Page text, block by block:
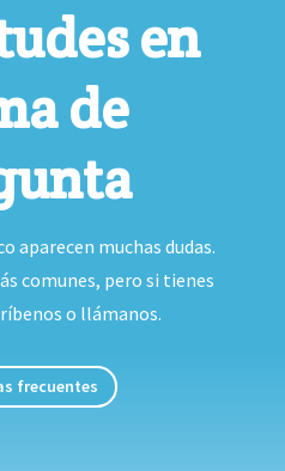
en
de
aparecen muchas dudas.
comunes, pero si tienes
o llámanos.
frecuentes